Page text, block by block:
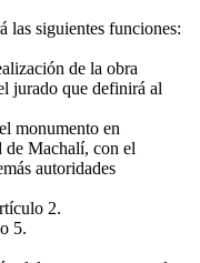
siguientes funciones:
de la obra
jurado que definirá al
monumento en
Machalí, con el
autoridades
2.
5.